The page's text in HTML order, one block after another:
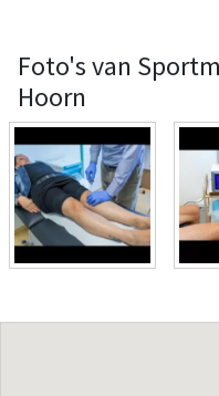
Foto's van
Hoorn